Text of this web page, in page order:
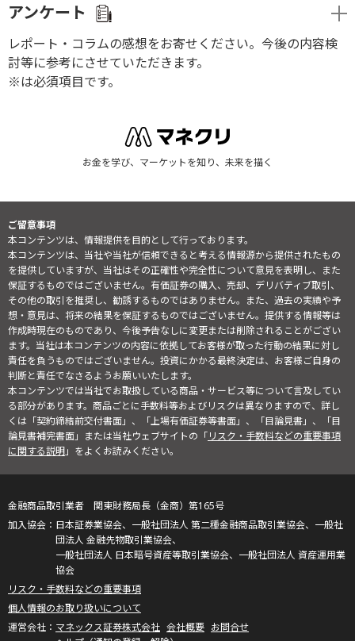
アンケート
レポート・コラムの感想をお寄せください。今後の内容検
討等に参考にさせていただきます。
※は必須項目です。
お金を学び、マーケットを知り、未来を描く
ご留意事項
本コンテンツは、情報提供を目的として行っております。
本コンテンツは、当社や当社が信頼できると考える情報源から提供されたもの
を提供していますが、当社はその正確性や完全性について意見を表明し、また
保証するものではございません。有価証券の購入、売却、デリバティブ取引、
その他の取引を推奨し、勧誘するものではありません。また、過去の実績や予
想・意見は、将来の結果を保証するものではございません。提供する情報等は
作成時現在のものであり、今後予告なしに変更または削除されることがござい
ます。当社は本コンテンツの内容に依拠してお客様が取った行動の結果に対し
責任を負うものではございません。投資にかかる最終決定は、お客様ご自身の
判断と責任でなさるようお願いいたします。
本コンテンツでは当社でお取扱している商品・サービス等について言及してい
る部分があります。商品ごとに手数料等およびリスクは異なりますので、詳し
くは「契約締結前交付書面」、「上場有価証券等書面」、「目論見書」、「目
論見書補完書面」または当社ウェブサイトの「リスク・手数料などの重要事項
に関する説明」をよくお読みください。
金融商品取引業者 関東財務局長（金商）第165号
日本証券業協会、一般社団法人 第二種金融商品取引業協会、一般社
団法人 金融先物取引業協会、
一般社団法人 日本暗号資産等取引業協会、一般社団法人 資産運用業
協会
リスク・手数料などの重要事項
個人情報のお取り扱いについて
マネックス証券株式会社 会社概要 お問合せ